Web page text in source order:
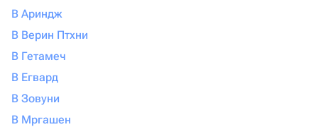
В Ариндж
В Верин Птхни
В Гетамеч
В Егвард
В Зовуни
В Мргашен